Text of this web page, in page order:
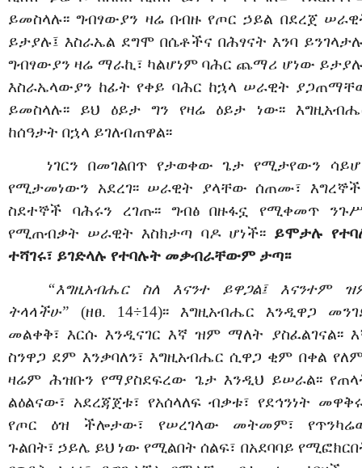
ይመስላሉ፡፡ ግብፃውያን ዛሬ በብዙ የጦር ኃይል በደረጀ
ይታያሉ፤ እስራኤል ደግሞ በሴቶችና በሕፃናት እንባ
ግብፃውያን ዛሬ ማራኪ፣ ካልሆነም ባሕር ጨማሪ ሆነው
እስራኤላውያን ከፊት የቀይ ባሕር ከኋላ ሠራዊት
ይመስላሉ፡፡ ይህ ዕይታ ግን የዛሬ ዕይታ ነው፡፡
ከሰዓታት በኋላ ይገለብጠዋል፡፡
ነገርን በመገልበጥ የታወቀው ጌታ የሚታየውን
የሚታመነውን አደረገ፡፡ ሠራዊት ያላቸው ሰጠሙ፣
ስደተኞች ባሕሩን ረገጡ፡፡ ግብፅ በዙፋኗ የሚቀመጥ
የሚጠብቃት ሠራዊት እስክታጣ ባዶ ሆነች፡፡ ይሞታሉ
ተሻገሩ፣ ይገድላሉ የተባሉት መቃብራቸውም ታጣ፡፡
“እግዚአብሔር ስለ እናንተ ይዋጋል፤ እናንተም
ትላላችሁ” (ዘፀ. 14÷14)፡፡ እግዚአብሔር እንዲዋጋ
መልቀቅ፣ እርሱ እንዲናገር እኛ ዝም ማለት ያስፈልገናል፡፡
ስንዋጋ ደም እንቃባለን፣ እግዚአብሔር ሲዋጋ ቂም በቀል
ዛሬም ሕዝቡን የማያስደፍረው ጌታ እንዲህ ይሠራል፡፡
ልዕልናው፣ አደረጃጀቱ፣ የአሰላለፍ ብቃቱ፣ የደኅንነት
የጦር ዕዝ ችሎታው፣ የሠረገላው መትመም፣
ጉልበት፣ ኃይሌ ይህ ነው የሚልበት ሰልፍ፣ በአደባባይ